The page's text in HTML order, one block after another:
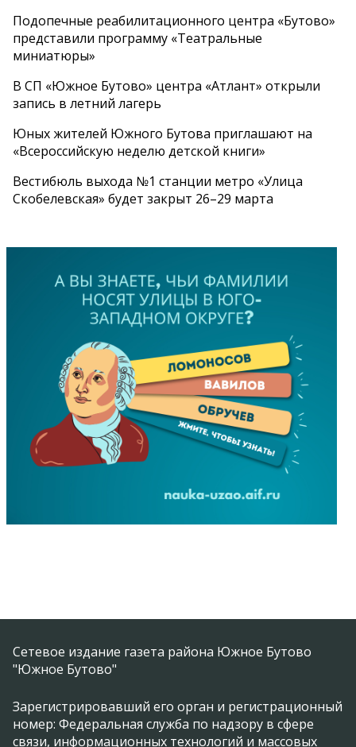
Подопечные реабилитационного центра «Бутово»
представили программу «Театральные
миниатюры»
В СП «Южное Бутово» центра «Атлант» открыли
запись в летний лагерь
Юных жителей Южного Бутова приглашают на
«Всероссийскую неделю детской книги»
Вестибюль выхода №1 станции метро «Улица
Скобелевская» будет закрыт 26–29 марта
Сетевое издание газета района Южное Бутово
"Южное Бутово"
Зарегистрировавший его орган и регистрационный
номер: Федеральная служба по надзору в сфере
связи, информационных технологий и массовых